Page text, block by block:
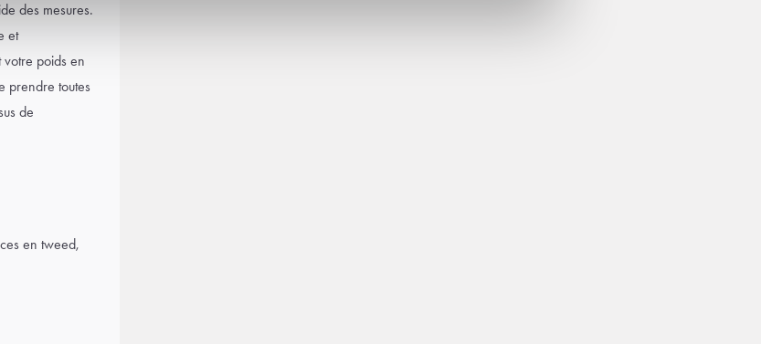
des mesures.
et
votre poids en
prendre toutes
de
en tweed,